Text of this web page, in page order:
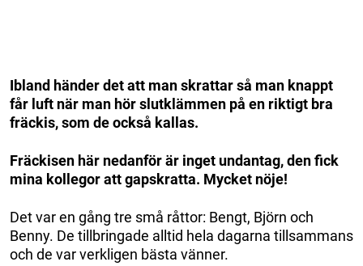
Ibland händer det att man skrattar så man knappt
får luft när man hör slutklämmen på en riktigt bra
fräckis, som de också kallas.
Fräckisen här nedanför är inget undantag, den fick
mina kollegor att gapskratta. Mycket nöje!
Det var en gång tre små råttor: Bengt, Björn och
Benny. De tillbringade alltid hela dagarna tillsammans
och de var verkligen bästa vänner.